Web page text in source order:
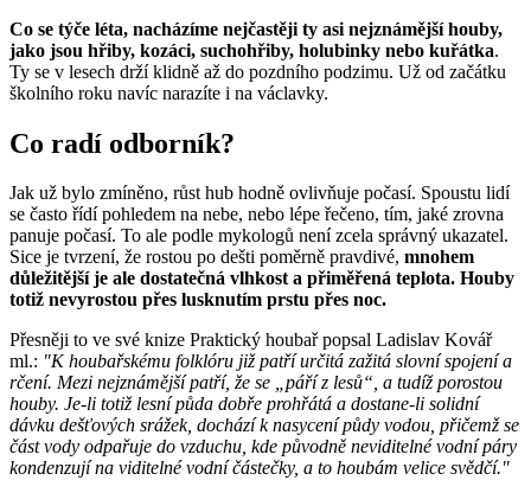
Co se týče léta, nacházíme nejčastěji ty asi nejznámější houby,
jako jsou hřiby, kozáci, suchohřiby, holubinky nebo kuřátka.
Ty se v lesech drží klidně až do pozdního podzimu. Už od začátku
školního roku navíc narazíte i na václavky.
Co radí odborník?
Jak už bylo zmíněno, růst hub hodně ovlivňuje počasí. Spoustu lidí
se často řídí pohledem na nebe, nebo lépe řečeno, tím, jaké zrovna
panuje počasí. To ale podle mykologů není zcela správný ukazatel.
Sice je tvrzení, že rostou po dešti poměrně pravdivé, mnohem
důležitější je ale dostatečná vlhkost a přiměřená teplota. Houby
totiž nevyrostou přes lusknutím prstu přes noc.
Přesněji to ve své knize Praktický houbař popsal Ladislav Kovář
ml.: "K houbařskému folklóru již patří určitá zažitá slovní spojení a
rčení. Mezi nejznámější patří, že se „páří z lesů“, a tudíž porostou
houby. Je-li totiž lesní půda dobře prohřátá a dostane-li solidní
dávku dešťových srážek, dochází k nasycení půdy vodou, přičemž se
část vody odpařuje do vzduchu, kde původně neviditelné vodní páry
kondenzují na viditelné vodní částečky, a to houbám velice svědčí."